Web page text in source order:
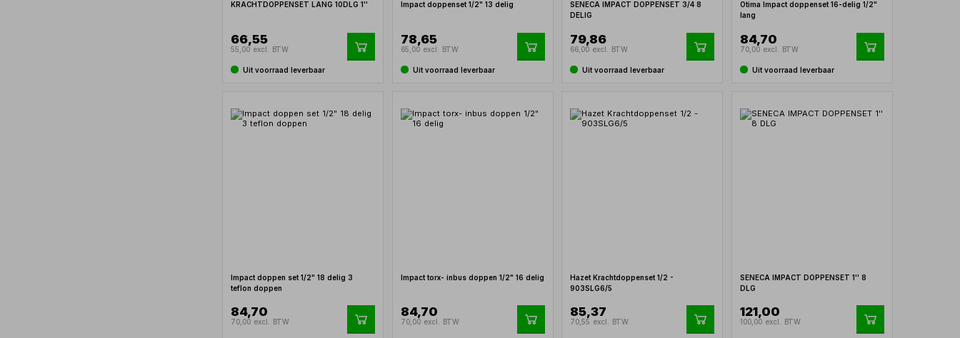
KRACHTDOPPENSET LANG 10DLG 1''
66,55
55,00 excl. BTW
Uit voorraad leverbaar
Impact doppenset 1/2" 13 delig
78,65
65,00 excl. BTW
Uit voorraad leverbaar
SENECA IMPACT DOPPENSET 3/4 8
DELIG
79,86
66,00 excl. BTW
Uit voorraad leverbaar
Otima Impact doppenset 16-delig 1/2"
lang
84,70
70,00 excl. BTW
Uit voorraad leverbaar
Impact doppen set 1/2" 18 delig 3
teflon doppen
84,70
70,00 excl. BTW
Impact torx- inbus doppen 1/2" 16 delig
84,70
70,00 excl. BTW
Hazet Krachtdoppenset 1/2 -
903SLG6/5
85,37
70,55 excl. BTW
SENECA IMPACT DOPPENSET 1'' 8
DLG
121,00
100,00 excl. BTW